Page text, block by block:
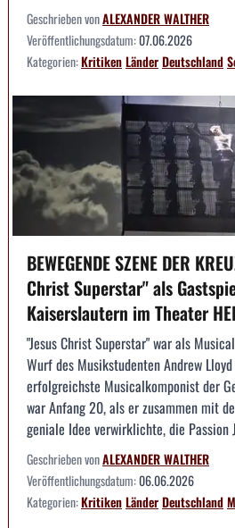
Geschrieben vonALEXANDER WALTHER
Veröffentlichungsdatum:07.06.2026
Kategorien:KritikenLänderDeutschland
BEWEGENDE SZENE DER
Christ Superstar" als
Kaiserslautern im Theater
"Jesus Christ Superstar" war als
Wurf des Musikstudenten Andrew
erfolgreichste Musicalkomponist der
war Anfang 20, als er zusammen mit
geniale Idee verwirklichte, die Passion
Geschrieben vonALEXANDER WALTHER
Veröffentlichungsdatum:06.06.2026
Kategorien:KritikenLänderDeutschland